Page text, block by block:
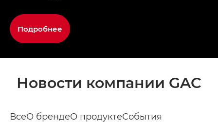
Подробнее
Новости компании GAC
ВсеО брендеО продуктеСобытия